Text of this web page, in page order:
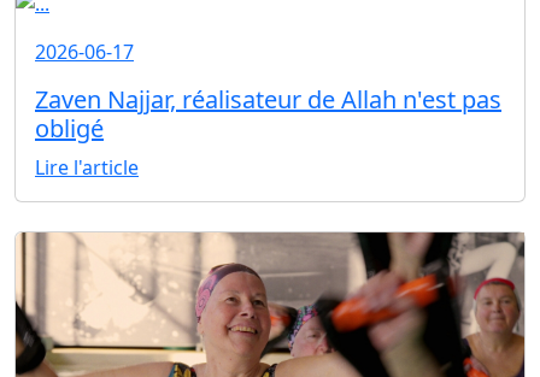
2026-06-17
Zaven Najjar, réalisateur de Allah n'est pas
obligé
Lire l'article